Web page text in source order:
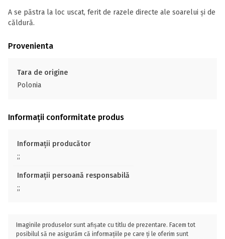
A se păstra la loc uscat, ferit de razele directe ale soarelui și de
căldură.
Provenienta
Tara de origine
Polonia
Informații conformitate produs
Informații producător
;;
Informații persoană responsabilă
;;
Imaginile produselor sunt afișate cu titlu de prezentare. Facem tot
posibilul să ne asigurăm că informațiile pe care ți le oferim sunt